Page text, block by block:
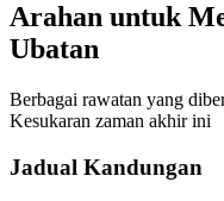
Arahan untuk
Ubatan
Berbagai rawatan yang
Kesukaran zaman akhir ini
Jadual Kandungan